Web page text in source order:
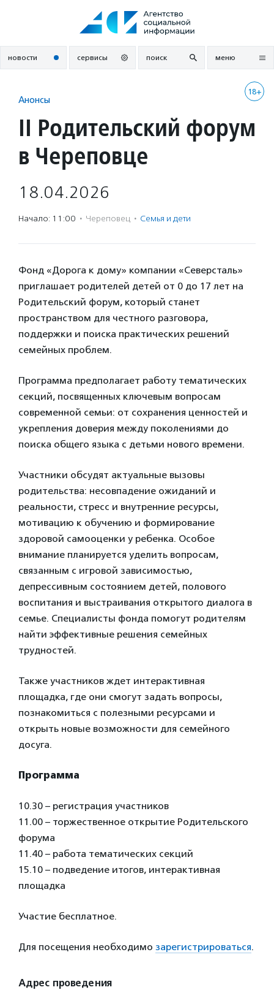
новости сервисы поиск меню
18+
Анонсы
II Родительский форум
в Череповце
18.04.2026
Начало: 11:00 · Череповец · Семья и дети
Фонд «Дорога к дому» компании «Северсталь»
приглашает родителей детей от 0 до 17 лет на
Родительский форум, который станет
пространством для честного разговора,
поддержки и поиска практических решений
семейных проблем.
Программа предполагает работу тематических
секций, посвященных ключевым вопросам
современной семьи: от сохранения ценностей и
укрепления доверия между поколениями до
поиска общего языка с детьми нового времени.
Участники обсудят актуальные вызовы
родительства: несовпадение ожиданий и
реальности, стресс и внутренние ресурсы,
мотивацию к обучению и формирование
здоровой самооценки у ребенка. Особое
внимание планируется уделить вопросам,
связанным с игровой зависимостью,
депрессивным состоянием детей, полового
воспитания и выстраивания открытого диалога в
семье. Специалисты фонда помогут родителям
найти эффективные решения семейных
трудностей.
Также участников ждет интерактивная
площадка, где они смогут задать вопросы,
познакомиться с полезными ресурсами и
открыть новые возможности для семейного
досуга.
Программа
10.30 – регистрация участников
11.00 – торжественное открытие Родительского
форума
11.40 – работа тематических секций
15.10 – подведение итогов, интерактивная
площадка
Участие бесплатное.
Для посещения необходимо зарегистрироваться.
Адрес проведения